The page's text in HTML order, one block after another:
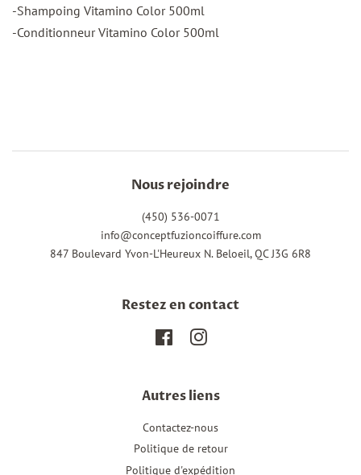
-Shampoing Vitamino Color 500ml
-Conditionneur Vitamino Color 500ml
Nous rejoindre
(450) 536-0071
info@conceptfuzioncoiffure.com
847 Boulevard Yvon-L'Heureux N. Beloeil, QC J3G 6R8
Restez en contact
FacebookInstagram
Autres liens
Contactez-nous
Politique de retour
Politique d'expédition